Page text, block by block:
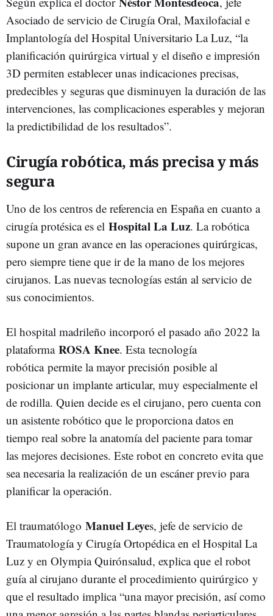
Asociado de servicio de Cirugía Oral, Maxilofacial e
Implantología del Hospital Universitario La Luz, “la
planificación quirúrgica virtual y el diseño e impresión
3D permiten establecer unas indicaciones precisas,
predecibles y seguras que disminuyen la duración de las
intervenciones, las complicaciones esperables y mejoran
la predictibilidad de los resultados”.
Cirugía robótica, más precisa y más
segura
Uno de los centros de referencia en España en cuanto a
cirugía protésica es el Hospital La Luz. La robótica
supone un gran avance en las operaciones quirúrgicas,
pero siempre tiene que ir de la mano de los mejores
cirujanos. Las nuevas tecnologías están al servicio de
sus conocimientos.
El hospital madrileño incorporó el pasado año 2022 la
plataforma ROSA Knee. Esta tecnología
robótica permite la mayor precisión posible al
posicionar un implante articular, muy especialmente el
de rodilla. Quien decide es el cirujano, pero cuenta con
un asistente robótico que le proporciona datos en
tiempo real sobre la anatomía del paciente para tomar
las mejores decisiones. Este robot en concreto evita que
sea necesaria la realización de un escáner previo para
planificar la operación.
El traumatólogo Manuel Leyes, jefe de servicio de
Traumatología y Cirugía Ortopédica en el Hospital La
Luz y en Olympia Quirónsalud, explica que el robot
guía al cirujano durante el procedimiento quirúrgico y
que el resultado implica “una mayor precisión, así como